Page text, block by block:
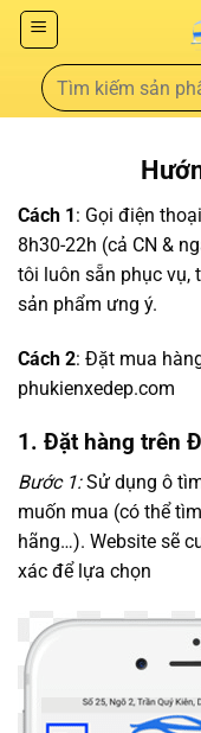
Cách 1 : Gọi điện
8h30-22h (cả CN &
tôi luôn sẵn phục vụ,
sản phẩm ưng ý.
Cách 2: Đặt mua
phukienxedep.com
1. Đặt hàng trên
Bước 1:Sử dụng ô
muốn mua (có thể
hãng…). Website sẽ
xác để lựa chọn